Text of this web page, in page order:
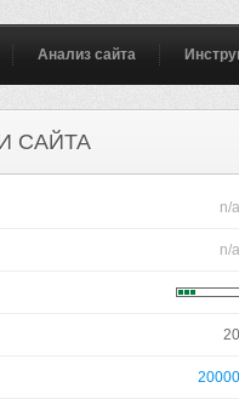
Анализ сайта
САЙТА
n/a
n/a
20
20000